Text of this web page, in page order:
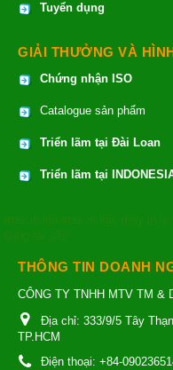
Tuyển dụng
GIẢI THƯỞNG VÀ
Chứng nhận ISO
Catalogue sản phẩm
Triển lãm tại Đài Loan
Triển lãm tại
THÔNG TIN DOANH
CÔNG TY TNHH MTV TM &
Địa chỉ: 333/9/5 Tây
TP.HCM
Điện thoại: +84-